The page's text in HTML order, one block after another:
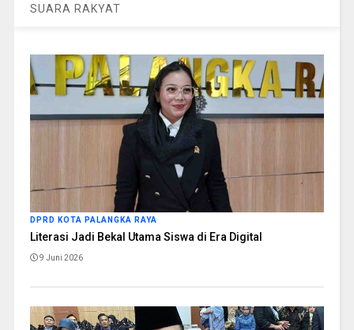
SUARA RAKYAT
DPRD KOTA PALANGKA RAYA
Literasi Jadi Bekal Utama Siswa di Era Digital
9 Juni 2026